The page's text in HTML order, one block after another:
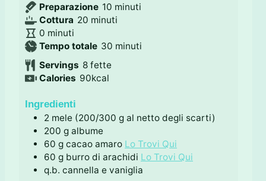
Preparazione 10m
i
u
minuti
Cottura 20m
n
u
t
i
minuti
0m
i
u
t
minuti
Tempo totale 30mminuti
Servings 8 fette
Calories 90kcal
Ingredienti
2 mele (200/300 g al netto degli scarti)
200 g albume
60 g cacao amaro Lo Trovi Qui
60 g burro di arachidi Lo Trovi Qui
q.b. cannella e vaniglia